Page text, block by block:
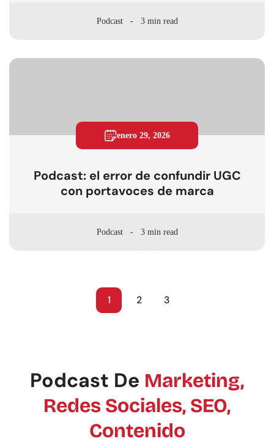
Podcast 3 min read
enero 29, 2026
Podcast: el error de confundir UGC
con portavoces de marca
Podcast 3 min read
1 2 3
Podcast De Marketing,
Redes Sociales, SEO,
Contenido